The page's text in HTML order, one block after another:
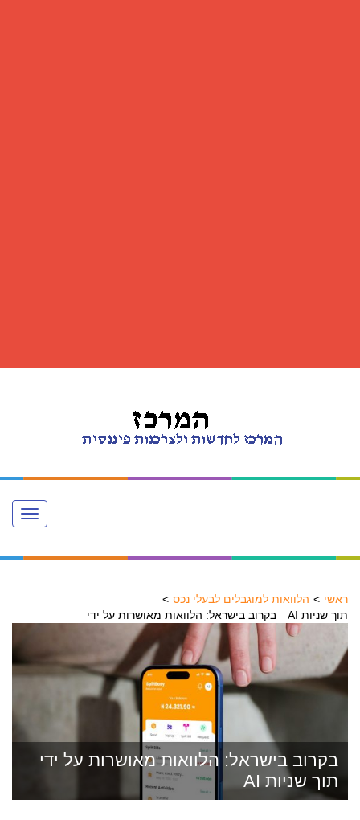
Toggle
navigation
ראשי
הלוואות למוגבלים לבעלי נכס
בקרוב בישראל: הלוואות מאושרות על ידי AI תוך שניות
בקרוב בישראל: הלוואות מאושרות על ידי
AI תוך שניות